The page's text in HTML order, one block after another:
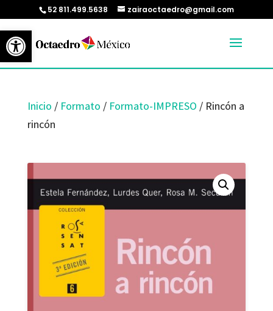
Abrir barra de herramientas
52 811.499.5638 zairaoctaedro@gmail.com
Inicio / Formato / Formato-IMPRESO / Rincón a
rincón